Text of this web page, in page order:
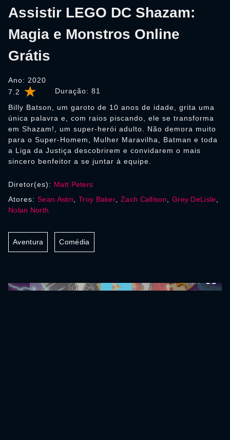
7.2 Duração: 81
Assistir LEGO DC Shazam:
Magia e Monstros Online
Grátis
Ano: 2020
Billy Batson, um garoto de 10 anos de idade, grita uma
única palavra e, com raios piscando, ele se transforma
em Shazam!, um super-herói adulto. Não demora muito
para o Super-Homem, Mulher Maravilha, Batman e toda
a Liga da Justiça descobrirem e convidarem o mais
sincero benfeitor a se juntar à equipe.
Diretor(es): Matt Peters
Atores: Sean Astin Troy Baker Zach Callison Grey DeLisle
Nolan North
Aventura Comédia